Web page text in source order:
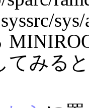
てみる